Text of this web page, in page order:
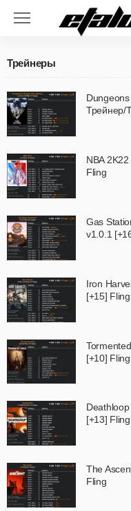
Трейнеры
Трейнер/
NBA
Fling
Gas
v1.0.1
Iron
[+15] Fling
[+10] Fling
[+13] Fling
The
Fling